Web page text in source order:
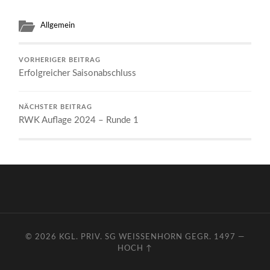
Allgemein
VORHERIGER BEITRAG
Erfolgreicher Saisonabschluss
NÄCHSTER BEITRAG
RWK Auflage 2024 – Runde 1
© 2026 KGL. PRIV. SG WEISSENHORN GEGR. 1497 —
HOCH ↑